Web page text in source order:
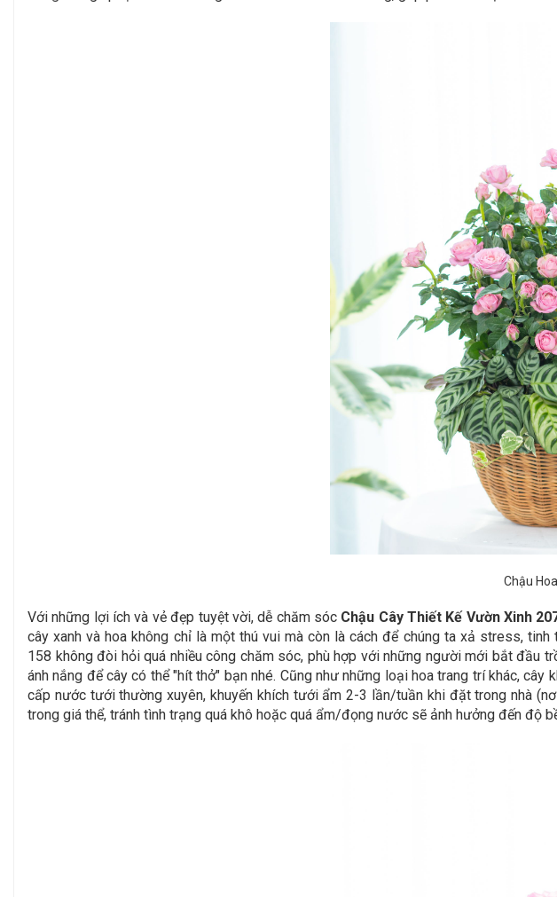
Chậu
Với những lợi ích và vẻ đẹp tuyệt vời, dễ chăm sóc Chậu Cây Thiết Kế Vườn Xinh
cây xanh và hoa không chỉ là một thú vui mà còn là cách để chúng ta xả stress,
158 không đòi hỏi quá nhiều công chăm sóc, phù hợp với những người mới bắt đầu
ánh nắng để cây có thể "hít thở" bạn nhé. Cũng như những loại hoa trang trí khác,
cấp nước tưới thường xuyên, khuyến khích tưới ẩm 2-3 lần/tuần khi đặt trong nhà
trong giá thể, tránh tình trạng quá khô hoặc quá ẩm/đọng nước sẽ ảnh hưởng đến độ